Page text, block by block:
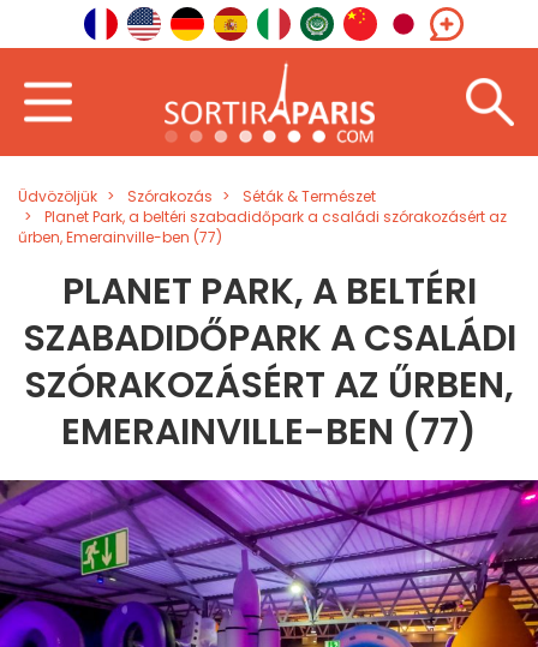
Üdvözöljük Szórakozás
Séták & Természet
Planet Park, a beltéri szabadidőpark a családi szórakozásért az
űrben, Emerainville-ben (77)
PLANET PARK, A BELTÉRI
SZABADIDŐPARK A CSALÁDI
SZÓRAKOZÁSÉRT AZ ŰRBEN,
EMERAINVILLE-BEN (77)